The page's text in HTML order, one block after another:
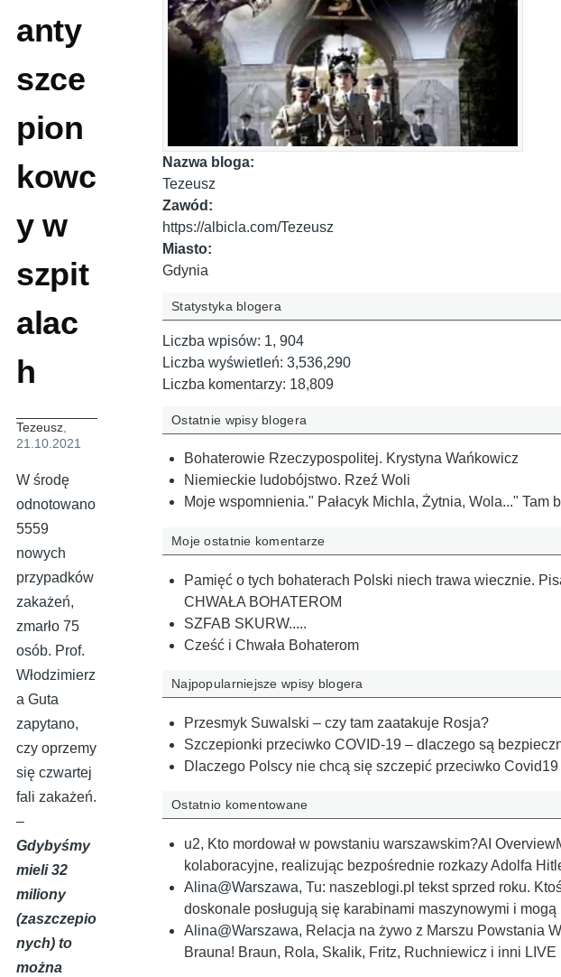
anty
szce
pion
kowc
y w
szpit
alac
h
Tezeusz,
21.10.2021
W środę
odnotowano
5559
nowych
przypadków
zakażeń,
zmarło 75
osób. Prof.
Włodzimierz
a Guta
zapytano,
czy oprzemy
się czwartej
fali zakażeń.
–
Gdybyśmy
mieli 32
miliony
(zaszczepio
nych) to
można
Nazwa bloga:
Tezeusz
Zawód:
https://albicla.com/Tezeusz
Miasto:
Gdynia
Statystyka blogera
Liczba wpisów: 1, 904
Liczba wyświetleń: 3,536,290
Liczba komentarzy: 18,809
Ostatnie wpisy blogera
Bohaterowie Rzeczypospolitej. Krystyna Wańkowicz
Niemieckie ludobójstwo. Rzeź Woli
Moje wspomnienia." Pałacyk Michla, Żytnia, Wola..."
Moje ostatnie komentarze
Pamięć o tych bohaterach Polski niech trawa wiecznie.
CHWAŁA BOHATEROM
SZFAB SKURW.....
Cześć i Chwała Bohaterom
Najpopularniejsze wpisy blogera
Przesmyk Suwalski – czy tam zaatakuje Rosja?
Szczepionki przeciwko COVID-19 – dlaczego są
Dlaczego Polscy nie chcą się szczepić przeciwko Covid19
Ostatnio komentowane
u2, Kto mordował w powstaniu warszawskim?AI
kolaboracyjne, realizując bezpośrednie rozkazy Adolfa
Alina@Warszawa, Tu: naszeblogi.pl tekst sprzed roku.
doskonale posługują się karabinami maszynowymi i
Alina@Warszawa, Relacja na żywo z Marszu Powstania
Brauna! Braun, Rola, Skalik, Fritz, Ruchniewicz i inni